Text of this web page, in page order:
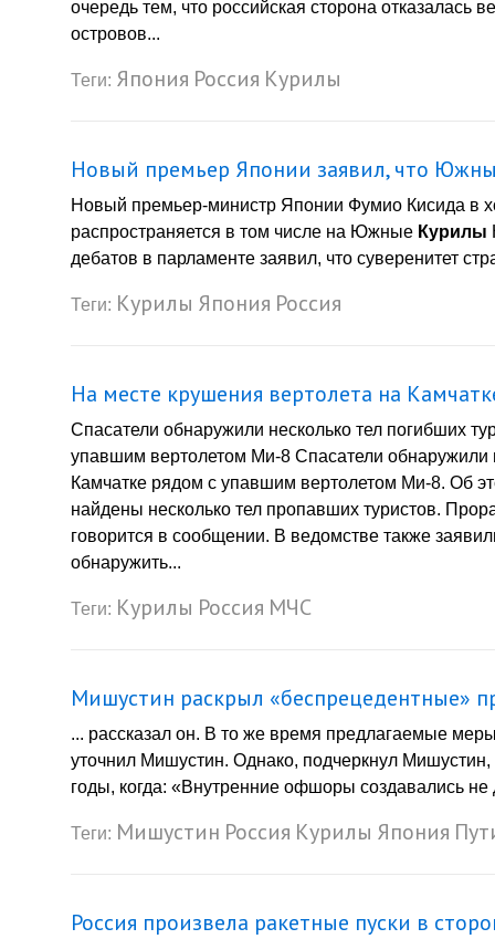
очередь тем, что российская сторона отказалась
островов...
Теги: Япония Россия Курилы
Новый премьер Японии заявил, что
Новый премьер-министр Японии Фумио Кисида в
распространяется в том числе на Южные Курилы
дебатов в парламенте заявил, что суверенитет
Теги: Курилы Япония Россия
На месте крушения вертолета на
Спасатели обнаружили несколько тел погибших
упавшим вертолетом Ми-8 Спасатели обнаружили
Камчатке рядом с упавшим вертолетом Ми-8. Об
найдены несколько тел пропавших туристов.
говорится в сообщении. В ведомстве также
обнаружить...
Теги: Курилы Россия МЧС
Мишустин раскрыл «беспрецедентные»
... рассказал он. В то же время предлагаемые
уточнил Мишустин. Однако, подчеркнул Мишустин,
годы, когда: «Внутренние офшоры создавались
Теги: Мишустин Россия Курилы Япония
Россия произвела ракетные пуски в